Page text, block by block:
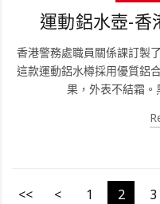
運動鋁水壺-香
香港警務處職員關係課訂製
這款運動鋁水樽採用優質鋁
果，外表不結霜。
<< < 1 2 3